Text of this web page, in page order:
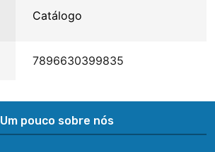
Catálogo
7896630399835
Um pouco sobre nós